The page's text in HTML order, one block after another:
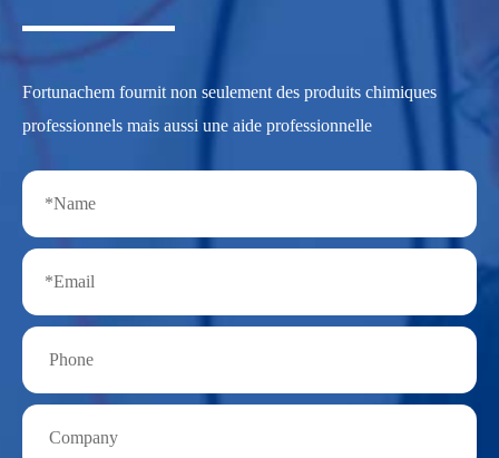
Fortunachem fournit non seulement des produits chimiques
professionnels mais aussi une aide professionnelle